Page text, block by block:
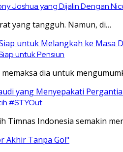
Joshua yang Dijalin Dengan
yang tangguh. Namun, di…
untuk Pensiun
memaksa dia untuk
#STYOut
Timnas Indonesia semakin